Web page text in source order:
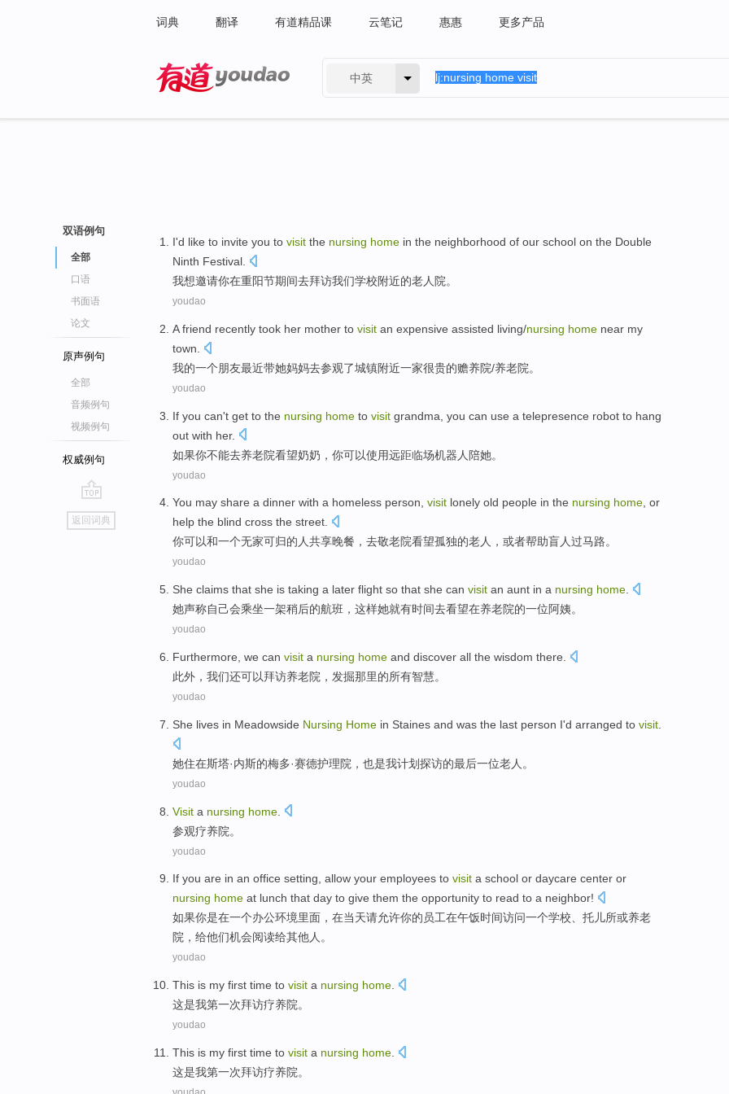
词典 翻译 有道精品课 云笔记 惠惠 更多产品
中英
双语例句
全部
口语
书面语
论文
原声例句
全部
音频例句
视频例句
权威例句
go
top
返回词典
I'd like to invite you to visit the nursing home in the neighborhood of our school on the Double
Ninth Festival
我想邀请你在重阳节期间去拜访我们学校附近的老人院。
youdao
A friend recently took her mother to visit an expensive assisted living/nursing home near my
town
我的一个朋友最近带她妈妈去参观了城镇附近一家很贵的赡养院/养老院。
youdao
If you can't get to the nursing home to visit grandma , you can use a telepresence robot to hang
out with her.
如果你不能去养老院看望奶奶 ，你可以使用远距临场机器人陪她。
youdao
You may share a dinner with a homeless person, visit lonely old people in the nursing home, or
help the blind cross the street.
你可以和一个无家可归的人共享晚餐，去敬老院看望孤独的老人，或者帮助盲人过马路。
youdao
She claims that she is taking a later flight so that she can visit an aunt in a nursing home
她声称自己会乘坐一架稍后的航班 ， 这样她就有时间去看望在养老院的一位阿姨。
youdao
Furthermore we can visit a nursing home and discover all the wisdom there
此外 ， 我们还可以拜访养老院 ， 发掘那里的所有智慧。
youdao
She lives in Meadowside Nursing Home in Staines and was the last person I'd arranged to visit
她住在斯塔·内斯的梅多·赛德护理院 ， 也是我计划探访的最后一位老人。
youdao
Visit a nursing home
参观疗养院。
youdao
If you are in an office setting, allow your employees to visit a school or daycare center or
nursing home at lunch that day to give them the opportunity to read to a neighbor!
如果你是在一个办公环境里面，在当天请允许你的员工在午饭时间访问一个学校、 托儿所或养老
院 ， 给他们机会阅读给其他人。
youdao
This is my first time to visit a nursing home
这是我第一次拜访疗养院。
youdao
This is my first time to visit a nursing home
这是我第一次拜访疗养院。